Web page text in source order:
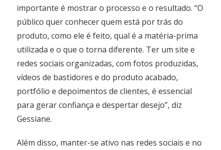
importante é mostrar o processo e o resultado. “O
público quer conhecer quem está por trás do
produto, como ele é feito, qual é a matéria-prima
utilizada e o que o torna diferente. Ter um site e
redes sociais organizadas, com fotos produzidas,
vídeos de bastidores e do produto acabado,
portfólio e depoimentos de clientes, é essencial
para gerar confiança e despertar desejo”, diz
Gessiane.
Além disso, manter-se ativo nas redes sociais e no